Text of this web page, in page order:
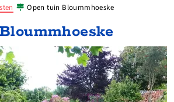
Open tuin Bloummhoeske